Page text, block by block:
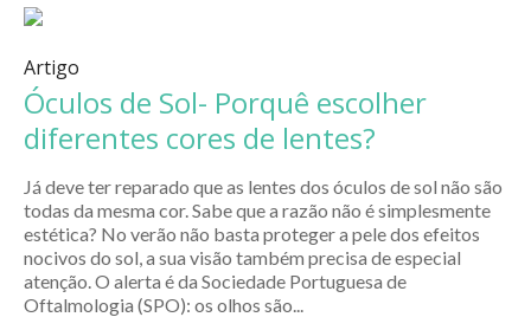
Artigo
Óculos de Sol- Porquê escolher
diferentes cores de lentes?
Já deve ter reparado que as lentes dos óculos de sol não são
todas da mesma cor. Sabe que a razão não é simplesmente
estética? No verão não basta proteger a pele dos efeitos
nocivos do sol, a sua visão também precisa de especial
atenção. O alerta é da Sociedade Portuguesa de
Oftalmologia (SPO): os olhos são...